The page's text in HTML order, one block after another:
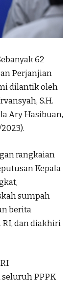
62
Perjanjian
dilantik oleh
S.H.
Ary Hasibuan,
rangkaian
Kepala
sumpah
berita
RI, dan diakhiri
PPPK